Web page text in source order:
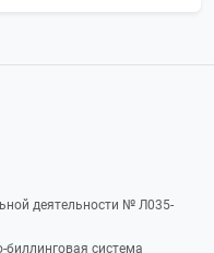
деятельности № Л035-
система